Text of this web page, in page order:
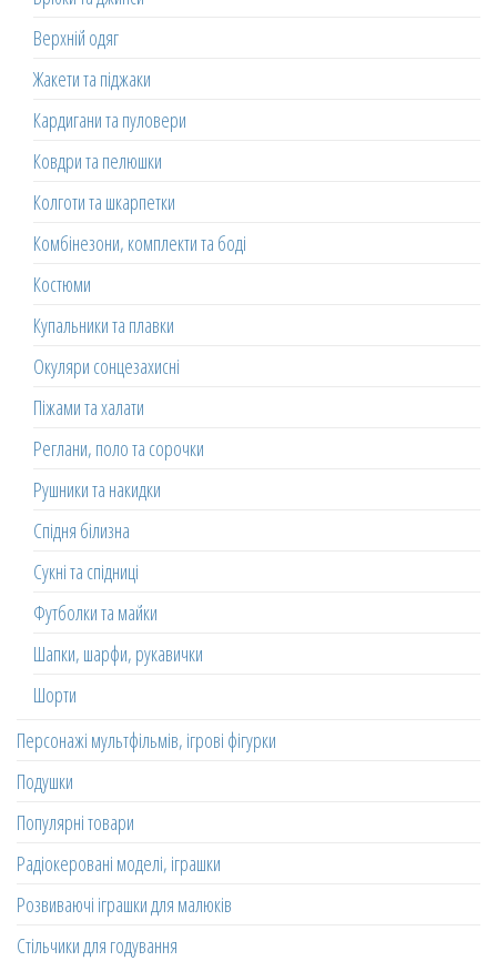
Верхній одяг
Жакети та піджаки
Кардигани та пуловери
Ковдри та пелюшки
Колготи та шкарпетки
Комбінезони, комплекти та боді
Костюми
Купальники та плавки
Окуляри сонцезахисні
Піжами та халати
Реглани, поло та сорочки
Рушники та накидки
Спідня білизна
Сукні та спідниці
Футболки та майки
Шапки, шарфи, рукавички
Шорти
Персонажі мультфільмів, ігрові фігурки
Подушки
Популярні товари
Радіокеровані моделі, іграшки
Розвиваючі іграшки для малюків
Стільчики для годування